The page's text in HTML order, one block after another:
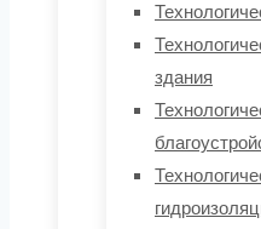
здания